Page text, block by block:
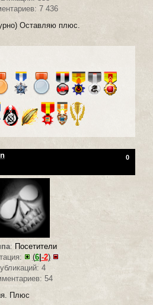
7 436
Оставляю плюс.
0
: Посетители
(6| -2)
4
54
Плюс